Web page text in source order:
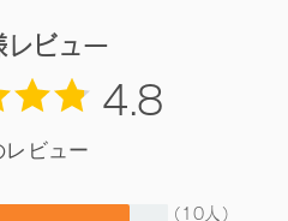
の上側のフチに親指の腹をか
上げてください。
沿ってセットしてください。
げ、カチッと音がするまで上
レビュー